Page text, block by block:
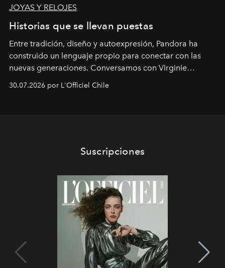
JOYAS Y RELOJES
Historias que se llevan puestas
Entre tradición, diseño y autoexpresión, Pandora ha
construido un lenguaje propio para conectar con las
nuevas generaciones. Conversamos con Virginie
Dubray, la responsable de marketing para
Latinoamérica, sobre identidad, cultura y el valor
30.07.2026 por L'Officiel Chile
Suscripciones